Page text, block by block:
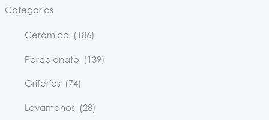
Categorías
Cerámica (186)
Porcelanato (139)
Griferías (74)
Lavamanos (28)